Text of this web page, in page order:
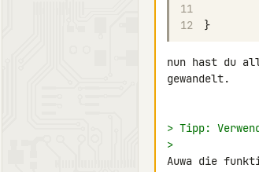
11
12
}
nun hast du
gewandelt.
> Tipp:
>
Auwa die